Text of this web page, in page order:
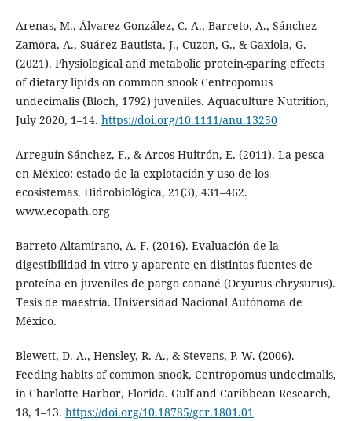
Arenas, M., Álvarez-González, C. A., Barreto, A., Sánchez-
Zamora, A., Suárez-Bautista, J., Cuzon, G., & Gaxiola, G.
(2021). Physiological and metabolic protein-sparing effects
of dietary lipids on common snook Centropomus
undecimalis (Bloch, 1792) juveniles. Aquaculture Nutrition,
July 2020, 1–14. https://doi.org/10.1111/anu.13250
Arreguín-Sánchez, F., & Arcos-Huitrón, E. (2011). La pesca
en México: estado de la explotación y uso de los
ecosistemas. Hidrobiológica, 21(3), 431–462.
www.ecopath.org
Barreto-Altamirano, A. F. (2016). Evaluación de la
digestibilidad in vitro y aparente en distintas fuentes de
proteína en juveniles de pargo canané (Ocyurus chrysurus).
Tesis de maestría. Universidad Nacional Autónoma de
México.
Blewett, D. A., Hensley, R. A., & Stevens, P. W. (2006).
Feeding habits of common snook, Centropomus undecimalis,
in Charlotte Harbor, Florida. Gulf and Caribbean Research,
18, 1–13. https://doi.org/10.18785/gcr.1801.01